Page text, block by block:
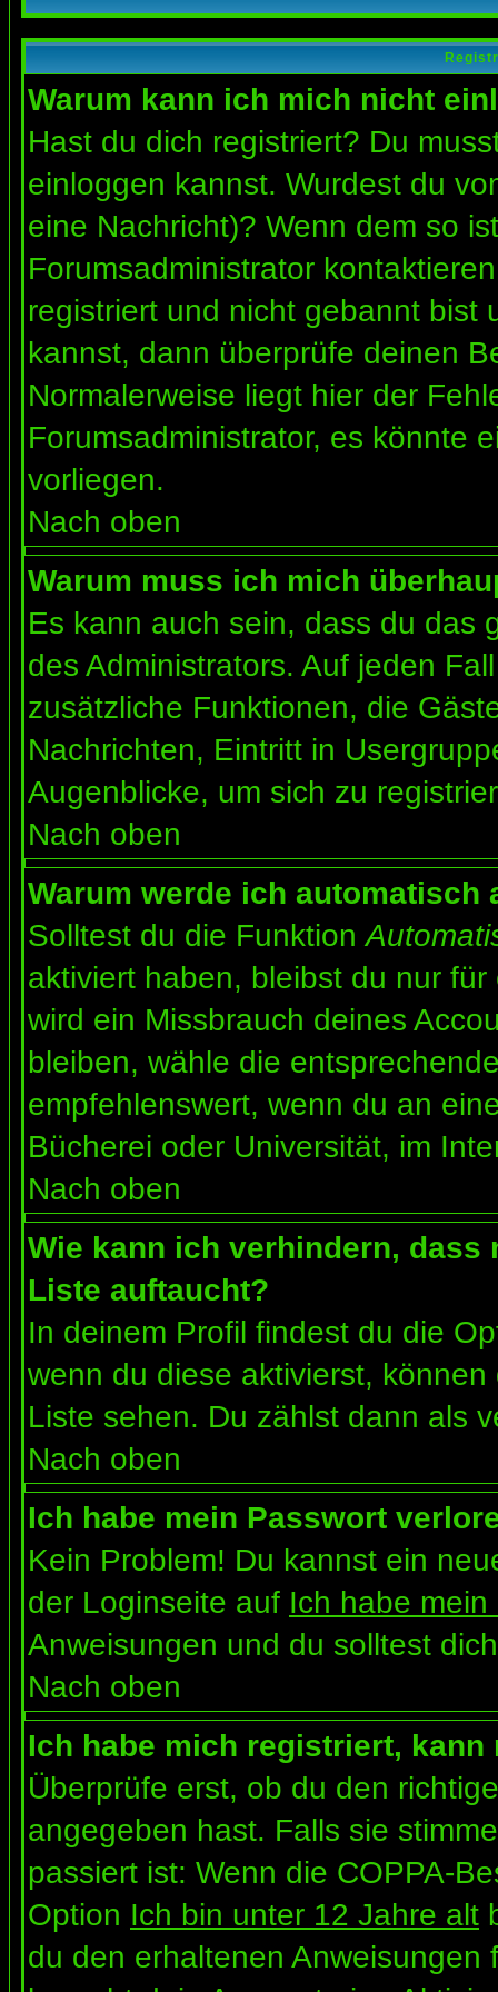
Warum kann ich mich nicht
Hast du dich registriert? Du
einloggen kannst. Wurdest du
eine Nachricht)? Wenn dem so
Forumsadministrator
registriert und nicht gebannt bist
kannst, dann überprüfe deinen
Normalerweise liegt hier der
Forumsadministrator, es könnte
vorliegen.
Nach oben
Warum muss ich mich
Es kann auch sein, dass du das
des Administrators. Auf jeden
zusätzliche Funktionen, die
Nachrichten, Eintritt in
Augenblicke, um sich zu
Nach oben
Warum werde ich automatisch
Solltest du die Funktion
aktiviert haben, bleibst du nur
wird ein Missbrauch deines
bleiben, wähle die
empfehlenswert, wenn du an
Bücherei oder Universität, im
Nach oben
Wie kann ich verhindern, dass
Liste auftaucht?
In deinem Profil findest du die
wenn du diese aktivierst,
Liste sehen. Du zählst dann als
Nach oben
Ich habe mein Passwort
Kein Problem! Du kannst ein
der Loginseite auf Ich habe
Anweisungen und du solltest
Nach oben
Ich habe mich registriert,
Überprüfe erst, ob du den
angegeben hast. Falls sie
passiert ist: Wenn die COPPA-
Option Ich bin unter 12 Jahre alt
du den erhaltenen